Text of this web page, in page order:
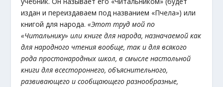
издан и переиздаваем под названием «Пчела») или
книгой для народа.«Этот труд мой по
«Читальнику» или книге для народа, назначаемой как
для народного чтения вообще, так и для всякого
рода простонародных школ, в смысле настольной
книги для всестороннего, объяснительного,
развивающего и сообщающего разнообразные,